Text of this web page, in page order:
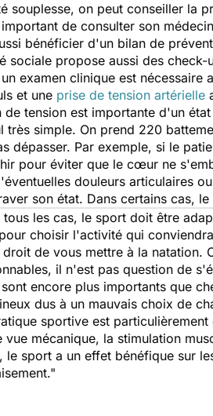
souplesse, on peut conseiller la
de consulter son
bénéficier d'un bilan de
sociale propose aussi des
examen clinique est
et une prise de tension artérielle
tension est importante d'un
très simple. On prend 220
dépasser. Par exemple, si le
pour éviter que le cœur ne
douleurs articulaires
son état. Dans certains cas,
tous les cas, le sport doit être
choisir l'activité qui
de vous mettre à la
il n'est pas question de
encore plus importants que
dus à un mauvais choix de
sportive est particulièrement
vue mécanique, la stimulation
le sport a un effet bénéfique sur